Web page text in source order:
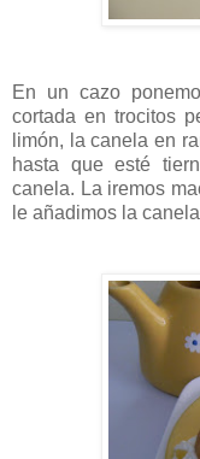
En un cazo
cortada en trocitos
limón, la canela en
hasta que esté
canela. La iremos
le añadimos la